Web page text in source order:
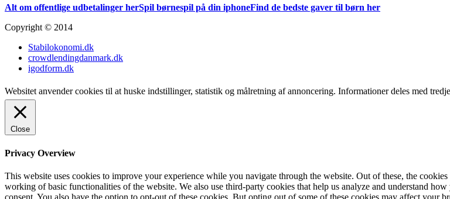
Alt om offentlige udbetalinger herSpil børnespil på din iphoneFind de bedste gaver til børn her
Copyright © 2014
Stabilokonomi.dk
crowdlendingdanmark.dk
igodform.dk
Websitet anvender cookies til at huske indstillinger, statistik og målretning af annoncering. Informationer deles med
Close
Privacy Overview
This website uses cookies to improve your experience while you navigate through the website. Out of these, the
working of basic functionalities of the website. We also use third-party cookies that help us analyze and understand
consent. You also have the option to opt-out of these cookies. But opting out of some of these cookies may affect your